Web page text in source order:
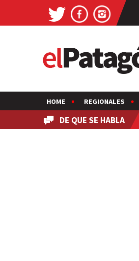
HOME REGIONALES
DE QUE SE HABLA